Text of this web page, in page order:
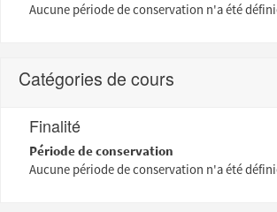
Aucune période de conservation n'a été
Catégories de cours
Finalité
Période de conservation
Aucune période de conservation n'a été